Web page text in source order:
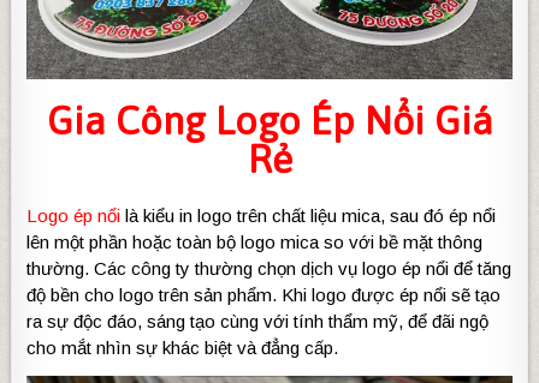
Gia Công Logo Ép Nổi Giá
Rẻ
Logo ép nổi là kiểu in logo trên chất liệu mica, sau đó ép nổi
lên một phần hoặc toàn bộ logo mica so với bề mặt thông
thường. Các công ty thường chọn dịch vụ logo ép nổi để tăng
độ bền cho logo trên sản phẩm. Khi logo được ép nổi sẽ tạo
ra sự độc đáo, sáng tạo cùng với tính thẩm mỹ, để đãi ngộ
cho mắt nhìn sự khác biệt và đẳng cấp.